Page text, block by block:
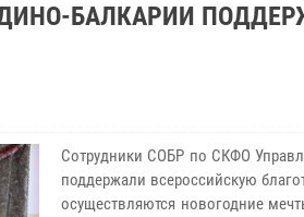
БАЛКАРИИ
Сотрудники СОБР по СКФО
поддержали всероссийскую
осуществляются новогодние